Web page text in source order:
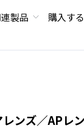
製品 購入する
ンズ／APレ